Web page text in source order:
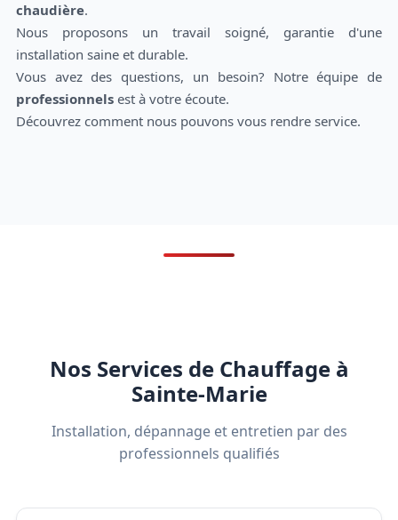
chaudière.
Nous proposons un travail soigné, garantie d'une
installation saine et durable.
Vous avez des questions, un besoin? Notre équipe de
professionnelsest à votre écoute.
Découvrez comment nous pouvons vous rendre service.
Nos Services de Chauffage à
Sainte-Marie
Installation, dépannage et entretien par des
professionnels qualifiés